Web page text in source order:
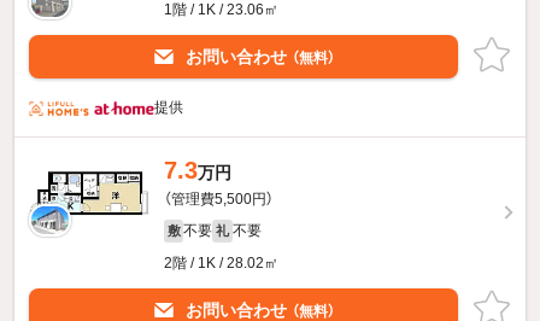
1階 / 1K / 23.06㎡
お問い合わせ （無料）
提供
7.3万円
（管理費5,500円）
敷 不要 礼 不要
2階 / 1K / 28.02㎡
お問い合わせ （無料）